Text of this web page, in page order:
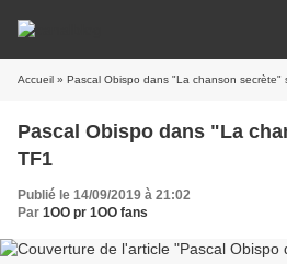
Accueil » Pascal Obispo dans "La chanson secrète"
Pascal Obispo dans "La
TF1
Publié le 14/09/2019 à 21:02
Par 1OO pr 1OO fans